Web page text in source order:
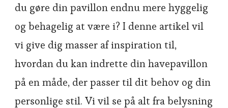
du gøre din pavillon endnu mere hyggelig
og behagelig at være i? I denne artikel vil
vi give dig masser af inspiration til,
hvordan du kan indrette din havepavillon
på en måde, der passer til dit behov og din
personlige stil. Vi vil se på alt fra belysning